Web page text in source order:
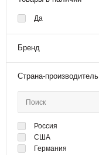
Да
Бренд
Страна-производитель
Россия
США
Германия